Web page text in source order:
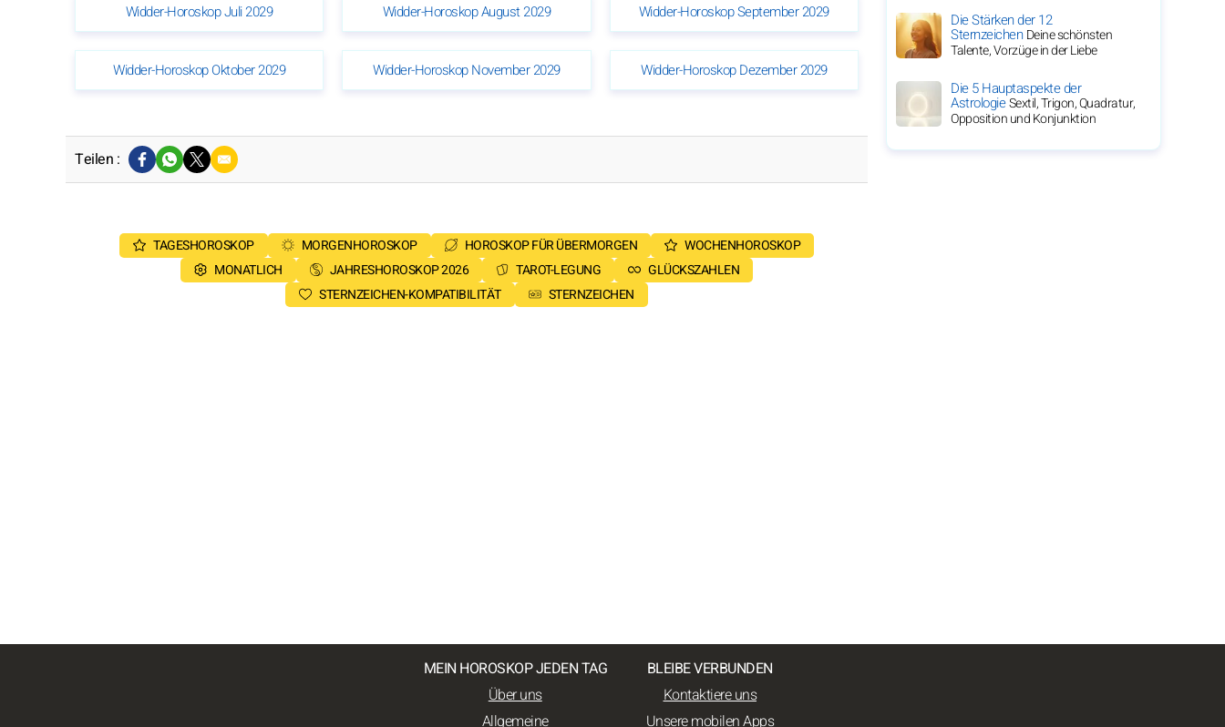
Widder-Horoskop Juli 2029 Widder-Horoskop August 2029 Widder-Horoskop September 2029
Widder-Horoskop Oktober 2029 Widder-Horoskop November 2029 Widder-Horoskop Dezember 2029
Teilen :
TAGESHOROSKOP MORGENHOROSKOP HOROSKOP FÜR ÜBERMORGEN
WOCHENHOROSKOP
MONATLICH
JAHRESHOROSKOP 2026 TAROT-LEGUNG
GLÜCKSZAHLEN
STERNZEICHEN-KOMPATIBILITÄT
STERNZEICHEN
Die Stärken der 12
SternzeichenDeine schönsten
Talente, Vorzüge in der Liebe
Die 5 Hauptaspekte der
AstrologieSextil, Trigon, Quadratur,
Opposition und Konjunktion
MEIN HOROSKOP JEDEN TAG
Über uns
Allgemeine
BLEIBE VERBUNDEN
Kontaktiere uns
Unsere mobilen Apps